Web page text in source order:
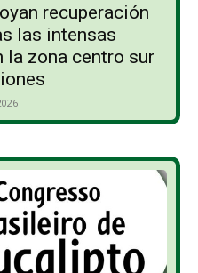
recuperación
las intensas
la zona centro sur